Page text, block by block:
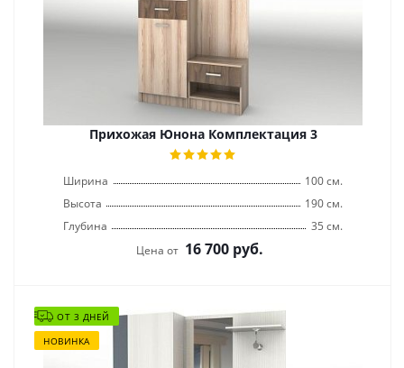
Прихожая Юнона Комплектация 3
Ширина
100 см.
Высота
190 см.
Глубина
35 см.
Цена от 16 700 руб.
ОТ 3 ДНЕЙ
НОВИНКА